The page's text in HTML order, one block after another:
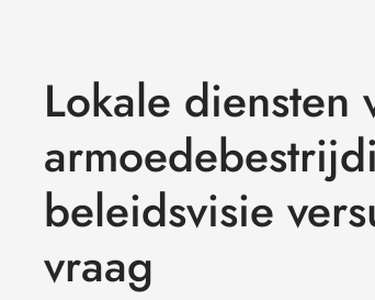
Lokale diensten
beleidsvisie
vraag